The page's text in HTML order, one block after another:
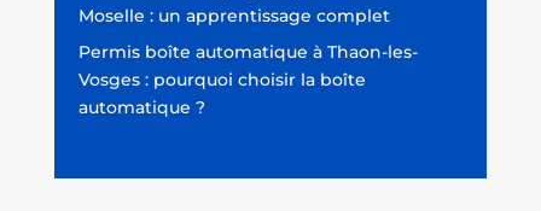
Moselle : un apprentissage complet
Permis boîte automatique à Thaon-les-
Vosges : pourquoi choisir la boîte
automatique ?